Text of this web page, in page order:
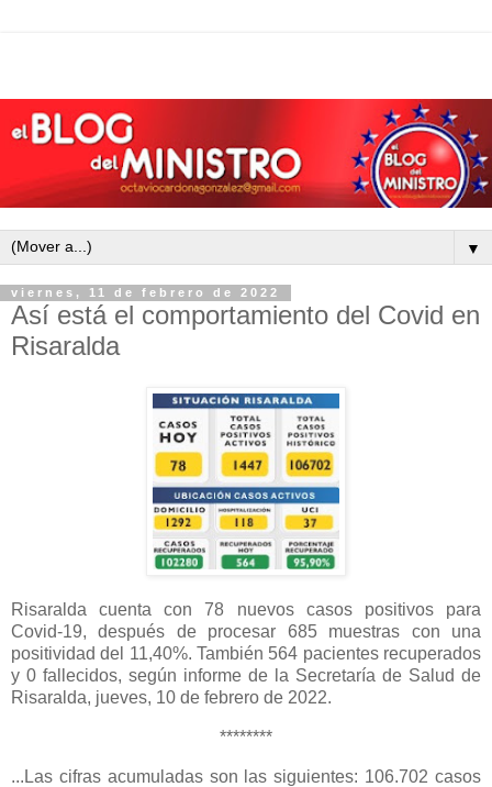
▼
viernes, 11 de febrero de 2022
Así está el comportamiento del Covid en
Risaralda
Risaralda cuenta con 78 nuevos casos positivos para
Covid-19, después de procesar 685 muestras con una
positividad del 11,40%. También 564 pacientes recuperados
y 0 fallecidos, según informe de la Secretaría de Salud de
Risaralda, jueves, 10 de febrero de 2022.
********
...Las cifras acumuladas son las siguientes: 106.702 casos